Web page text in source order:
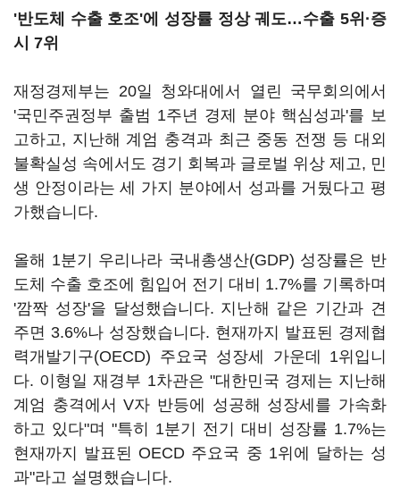
'반도체 수출 호조'에 성장률 정상 궤도…수출 5위·증
시 7위
재정경제부는 20일 청와대에서 열린 국무회의에서
'국민주권정부 출범 1주년 경제 분야 핵심성과'를 보
고하고, 지난해 계엄 충격과 최근 중동 전쟁 등 대외
불확실성 속에서도 경기 회복과 글로벌 위상 제고, 민
생 안정이라는 세 가지 분야에서 성과를 거뒀다고 평
가했습니다.
올해 1분기 우리나라 국내총생산(GDP) 성장률은 반
도체 수출 호조에 힘입어 전기 대비 1.7%를 기록하며
'깜짝 성장'을 달성했습니다. 지난해 같은 기간과 견
주면 3.6%나 성장했습니다. 현재까지 발표된 경제협
력개발기구(OECD) 주요국 성장세 가운데 1위입니
다. 이형일 재경부 1차관은 "대한민국 경제는 지난해
계엄 충격에서 V자 반등에 성공해 성장세를 가속화
하고 있다"며 "특히 1분기 전기 대비 성장률 1.7%는
현재까지 발표된 OECD 주요국 중 1위에 달하는 성
과"라고 설명했습니다.